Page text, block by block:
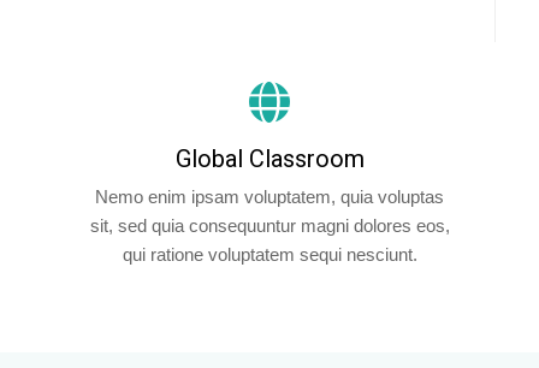
Global Classroom
Nemo enim ipsam voluptatem, quia voluptas
sit, sed quia consequuntur magni dolores eos,
qui ratione voluptatem sequi nesciunt.